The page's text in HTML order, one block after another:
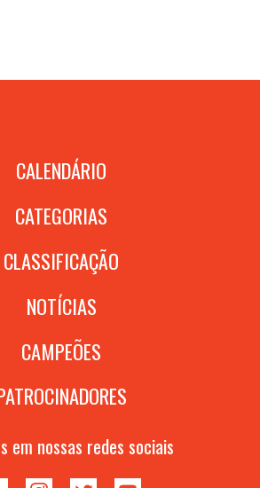
CALENDÁRIO
CATEGORIAS
CLASSIFICAÇÃO
NOTÍCIAS
CAMPEÕES
em nossas redes sociais